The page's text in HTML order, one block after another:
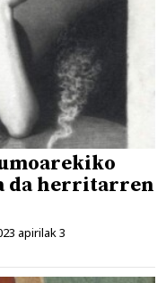
da herritarren
apirilak 3